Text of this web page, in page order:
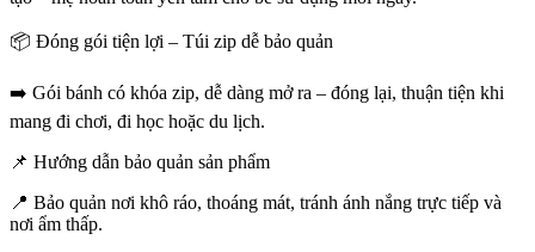
📦 Đóng gói tiện lợi – Túi zip dễ bảo quản
➡️ Gói bánh có khóa zip, dễ dàng mở ra – đóng lại, thuận tiện khi
mang đi chơi, đi học hoặc du lịch.
📌 Hướng dẫn bảo quản sản phẩm
📍 Bảo quản nơi khô ráo, thoáng mát, tránh ánh nắng trực tiếp và
nơi ẩm thấp.